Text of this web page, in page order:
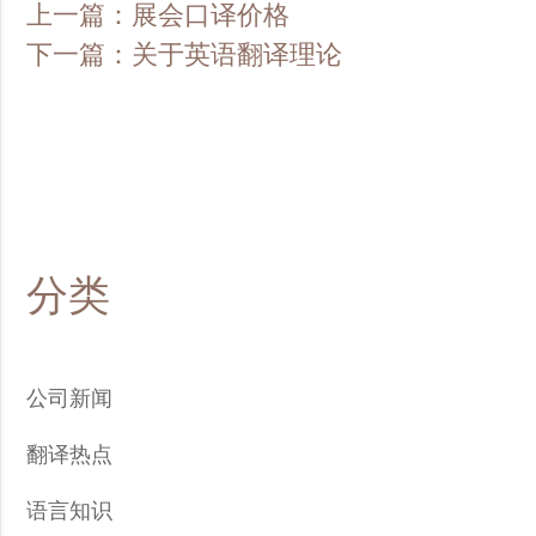
上一篇：展会口译价格
下一篇：关于英语翻译理论
分类
公司新闻
翻译热点
语言知识